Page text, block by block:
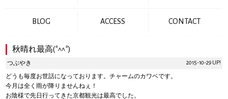
BLOG ACCESS CONTACT
秋晴れ最高(*^^*)
つぶやき 2015-10-29 UP!
どうも毎度お世話になっております。チャームのカワベです。
今月は全く雨が降りませんねぇ！
お陰様で先日行ってきた京都観光は最高でした。